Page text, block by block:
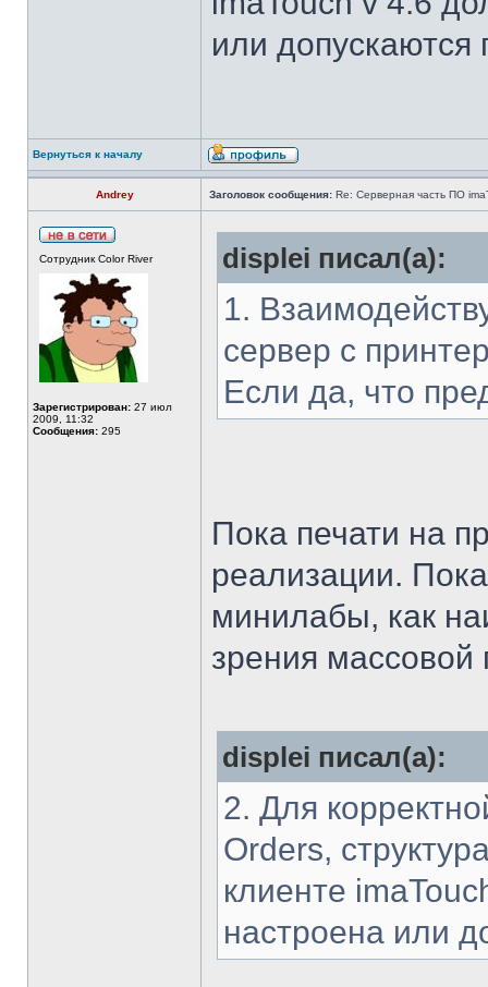
или допускаются
Вернуться к началу
Andrey Заголовок сообщения: Re: Серверная часть ПО
Сотрудник Color River
Зарегистрирован: 27 июл
2009, 11:32
Сообщения: 295
displei писал(а):
1.
сервер с
Если да, что
Пока печати на
реализации.
минилабы, как
зрения массовой
displei писал(а):
2. Для
Orders,
клиенте
настроена или